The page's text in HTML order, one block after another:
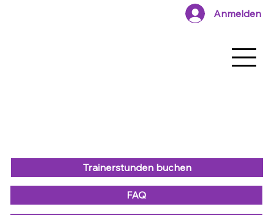
Anmelden
Trainerstunden buchen
FAQ